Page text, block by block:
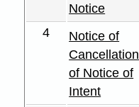
Notice
4
Notice of
Cancellation
of Notice of
Intent